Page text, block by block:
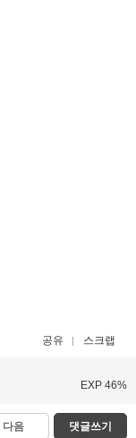
공유 스크랩
EXP 46%
다음 댓글쓰기